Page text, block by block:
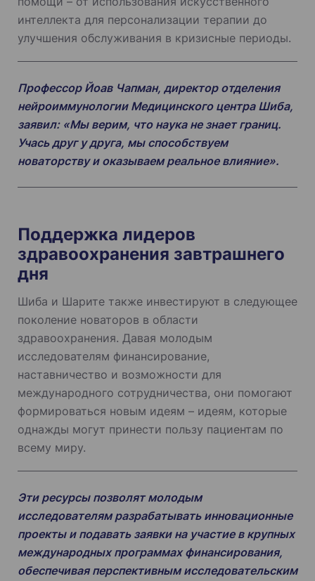
интеллекта для персонализации терапии до
улучшения обслуживания в кризисные периоды.
Профессор Йоав Чапман, директор отделения
нейроиммунологии Медицинского центра Шиба,
заявил: «Мы верим, что наука не знает границ.
Учась друг у друга, мы способствуем
новаторству и оказываем реальное влияние».
Поддержка лидеров
здравоохранения завтрашнего
дня
Шиба и Шарите также инвестируют в следующее
поколение новаторов в области
здравоохранения. Давая молодым
исследователям финансирование,
наставничество и возможности для
международного сотрудничества, они помогают
формироваться новым идеям – идеям, которые
однажды могут принести пользу пациентам по
всему миру.
Эти ресурсы позволят молодым
исследователям разрабатывать инновационные
проекты и подавать заявки на участие в крупных
международных программах финансирования,
обеспечивая перспективным исследовательским